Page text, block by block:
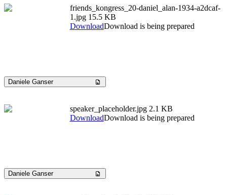
friends_kongress_20-daniel_alan-1934-a2dcaf-
1.jpg 15.5 KB
DownloadDownload is being prepared
Daniele Ganser
speaker_placeholder.jpg 2.1 KB
DownloadDownload is being prepared
Daniele Ganser